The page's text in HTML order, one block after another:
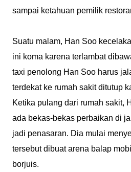
sampai ketahuan pemilik
Suatu malam, Han Soo
ini koma karena terlambat
taxi penolong Han Soo harus
terdekat ke rumah sakit ditutup
Ketika pulang dari rumah sakit,
ada bekas-bekas perbaikan di
jadi penasaran. Dia mulai
tersebut dibuat arena balap
borjuis.